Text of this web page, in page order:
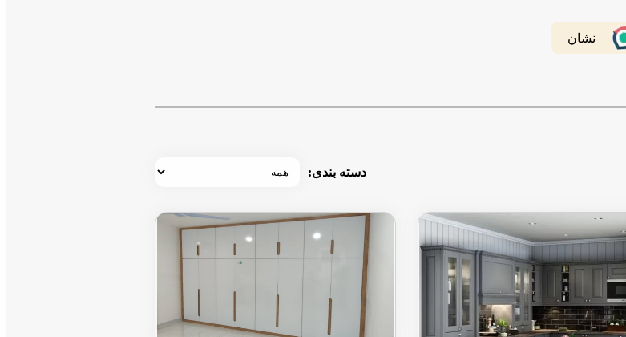
نشان
دسته بندی: